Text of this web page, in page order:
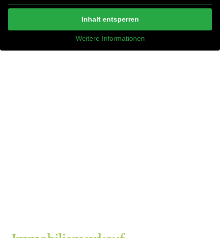
Inhalt entsperren
Weitere Informationen